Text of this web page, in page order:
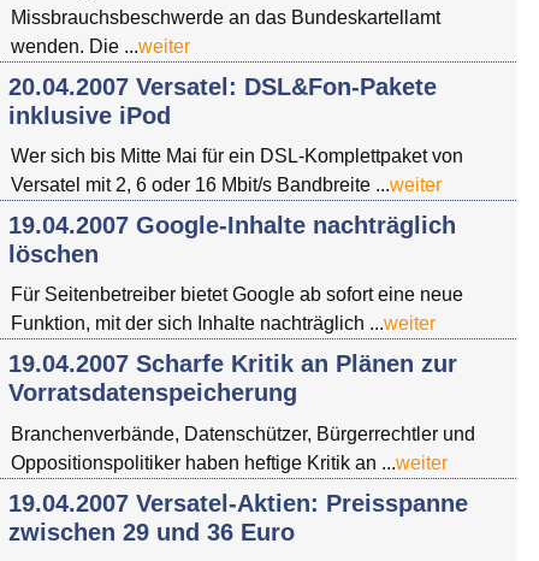
Missbrauchsbeschwerde an das Bundeskartellamt
wenden. Die ...weiter
20.04.2007 Versatel: DSL&Fon-Pakete
inklusive iPod
Wer sich bis Mitte Mai für ein DSL-Komplettpaket von
Versatel mit 2, 6 oder 16 Mbit/s Bandbreite ...weiter
19.04.2007 Google-Inhalte nachträglich
löschen
Für Seitenbetreiber bietet Google ab sofort eine neue
Funktion, mit der sich Inhalte nachträglich ...weiter
19.04.2007 Scharfe Kritik an Plänen zur
Vorratsdatenspeicherung
Branchenverbände, Datenschützer, Bürgerrechtler und
Oppositionspolitiker haben heftige Kritik an ...weiter
19.04.2007 Versatel-Aktien: Preisspanne
zwischen 29 und 36 Euro